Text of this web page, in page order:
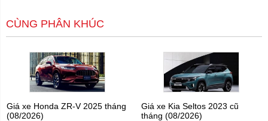
CÙNG PHÂN KHÚC
Giá xe Honda ZR-V 2025 tháng
(08/2026)
Giá xe Kia Seltos 2023 cũ
tháng (08/2026)